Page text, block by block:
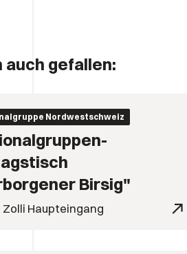
auch gefallen:
Nordwestschweiz
Birsig"
Zolli Haupteingang